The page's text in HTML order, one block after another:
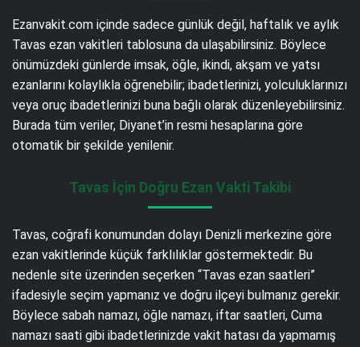
Ezanvakit.com içinde sadece günlük değil, haftalık ve aylık
Tavas ezan vakitleri tablosuna da ulaşabilirsiniz. Böylece
önümüzdeki günlerde imsak, öğle, ikindi, akşam ve yatsı
ezanlarını kolaylıkla öğrenebilir; ibadetlerinizi, yolculuklarınızı
veya oruç ibadetlerinizi buna bağlı olarak düzenleyebilirsiniz.
Burada tüm veriler, Diyanet’in resmi hesaplarına göre
otomatik bir şekilde yenilenir.
Tavas İçin Doğru Ezan Vakti Takibi
Tavas, coğrafi konumundan dolayı Denizli merkezine göre
ezan vakitlerinde küçük farklılıklar göstermektedir. Bu
nedenle site üzerinden seçerken “Tavas ezan saatleri”
ifadesiyle seçim yapmanız ve doğru ilçeyi bulmanız gerekir.
Böylece sabah namazı, öğle namazı, iftar saatleri, Cuma
namazı saati gibi ibadetlerinizde vakit hatası da yapmamış